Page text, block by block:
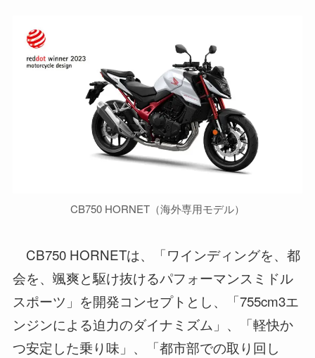
CB750 HORNET（海外専用モデル）
CB750 HORNETは、「ワインディングを、都
会を、颯爽と駆け抜けるパフォーマンスミドル
スポーツ」を開発コンセプトとし、「755cm3エ
ンジンによる迫力のダイナミズム」、「軽快か
つ安定した乗り味」、「都市部での取り回し